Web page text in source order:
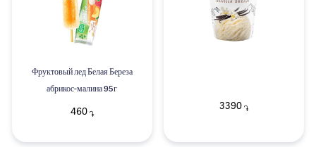
Фруктовый лед Белая Береза
абрикос-малина 95г
460֏
3390 ֏